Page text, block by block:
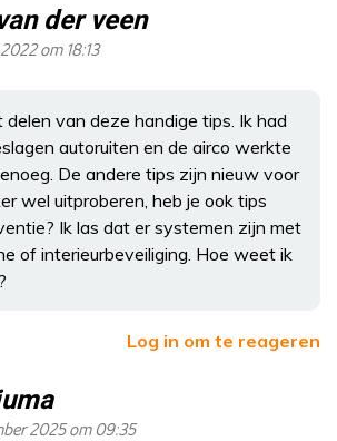
der veen
om 18:13
delen van deze handige tips. Ik had
autoruiten en de airco werkte
De andere tips zijn nieuw voor
wel uitproberen, heb je ook tips
Ik las dat er systemen zijn met
of interieurbeveiliging. Hoe weet ik
Log in om te reageren
2025 om 09:35